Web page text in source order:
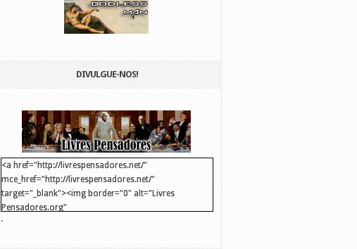
DIVULGUE-NOS!
<a href="http://livrespensadores.net/"
mce_href="http://livrespensadores.net/"
target="_blank"><img border="0" alt="Livres
Pensadores.org"
src="http://lh6.ggpht.com/_25pDjsdjolQ/TNSgK1CylTI/AAAAAAAAAFk/u8d6kvYMhVc/
.